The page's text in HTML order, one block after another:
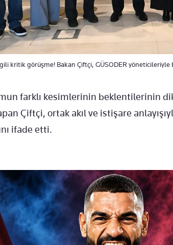
kritik görüşme! Bakan Çiftçi, GÜSODER yöneticileriyle
farklı kesimlerinin beklentilerinin
Çiftçi, ortak akıl ve istişare
ifade etti.